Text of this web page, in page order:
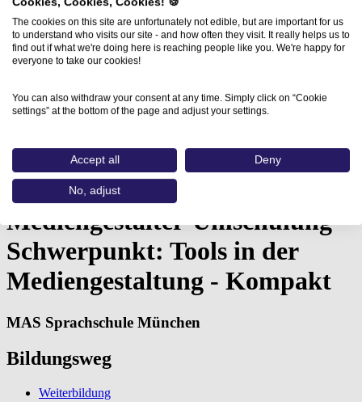
Vorbereitung auf eine Mediengestalter-Umschulung…
Vorbereitung auf eine
Mediengestalter-Umschulung -
Schwerpunkt: Tools in der
Mediengestaltung - Kompakt
MAS Sprachschule München
Bildungsweg
Weiterbildung
The cookies on this site are unfortunately not edible, but are important for us
to understand who visits our site - and how often they visit. It really helps us to
find out if what we're doing here is reaching people like you. We're happy for
everyone to take our cookies!
You can also withdraw your consent at any time. Simply click on “Cookie
settings” at the bottom of the page and adjust your settings.
Accept all Deny
No, adjust